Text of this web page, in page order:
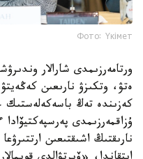
Фото: Үкімет
ورتامەرزىمدى شارالار
ەتۋ، وتكىزۋ نارىعىن
كەزىندە تەڭ
ۇزاقمەرزىمدى
نارىقتىڭ اشىقتىعىن